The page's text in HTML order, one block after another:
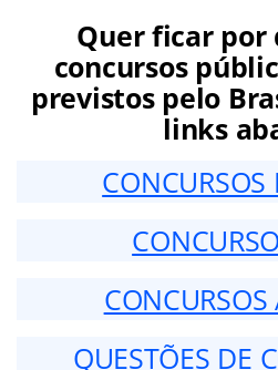
Quer ficar por
concursos
previstos pelo
links
CONCURSOS
CONCURSOS
QUESTÕES DE